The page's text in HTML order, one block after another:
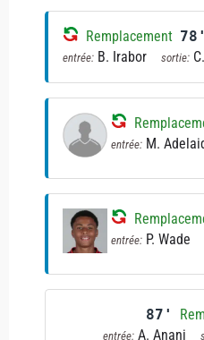
Remplacement 78'
entrée: B. Irabor sortie:
entrée: M.
entrée: P. Wade
87'
entrée: A. Anani